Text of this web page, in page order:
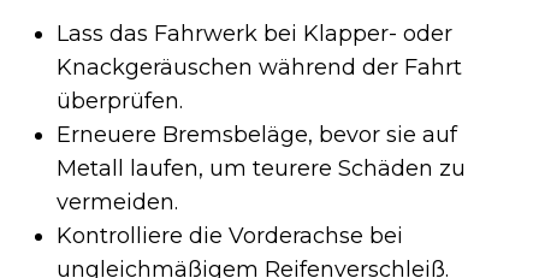
Lass das Fahrwerk bei Klapper- oder
Knackgeräuschen während der Fahrt
überprüfen.
Erneuere Bremsbeläge, bevor sie auf
Metall laufen, um teurere Schäden zu
vermeiden.
Kontrolliere die Vorderachse bei
ungleichmäßigem Reifenverschleiß.